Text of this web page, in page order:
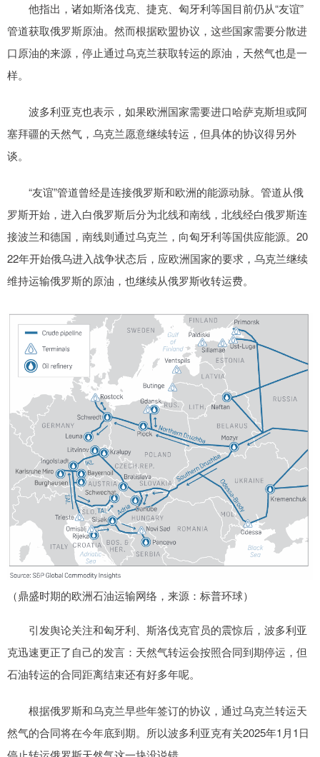
他指出，诸如斯洛伐克、捷克、匈牙利等国目前仍从“友谊”
管道获取俄罗斯原油。然而根据欧盟协议，这些国家需要分散进
口原油的来源，停止通过乌克兰获取转运的原油，天然气也是一
样。
波多利亚克也表示，如果欧洲国家需要进口哈萨克斯坦或阿
塞拜疆的天然气，乌克兰愿意继续转运，但具体的协议得另外
谈。
“友谊”管道曾经是连接俄罗斯和欧洲的能源动脉。管道从俄
罗斯开始，进入白俄罗斯后分为北线和南线，北线经白俄罗斯连
接波兰和德国，南线则通过乌克兰，向匈牙利等国供应能源。20
22年开始俄乌进入战争状态后，应欧洲国家的要求，乌克兰继续
维持运输俄罗斯的原油，也继续从俄罗斯收转运费。
（鼎盛时期的欧洲石油运输网络，来源：标普环球）
引发舆论关注和匈牙利、斯洛伐克官员的震惊后，波多利亚
克迅速更正了自己的发言：天然气转运会按照合同到期停运，但
石油转运的合同距离结束还有好多年呢。
根据俄罗斯和乌克兰早些年签订的协议，通过乌克兰转运天
然气的合同将在今年底到期。所以波多利亚克有关2025年1月1日